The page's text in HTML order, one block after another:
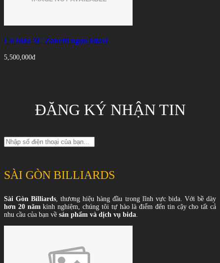
Cơ bida 3C Zanetti ngọn bilavi
5,500,000đ
ĐĂNG KÝ NHẬN TIN
SÀI GÒN BILLIARDS
Sài Gòn Billiards, thương hiệu hàng đầu trong lĩnh vực bida. Với bề dày
hơn 20 nămkinh nghiệm, chúng tôi tự hào là điểm đến tin cậy cho tất cả
nhu cầu của bạn về sản phẩm và dịch vụ bida.